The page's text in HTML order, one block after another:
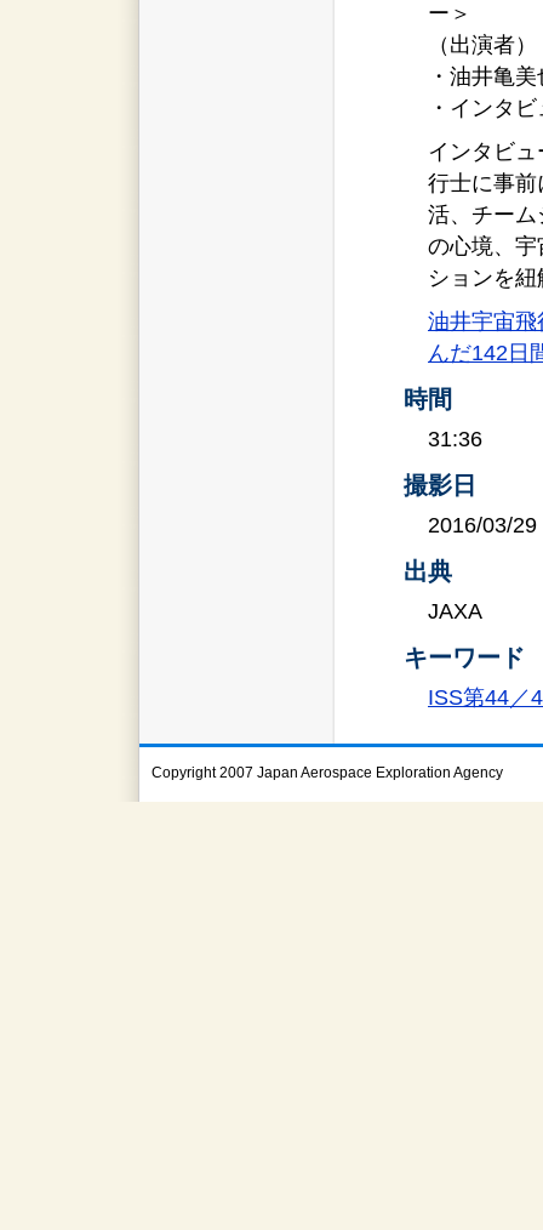
ー＞
（出演者）
・油井亀
・インタ
インタビ
行士に事
活、チー
の心境、
ションを
油井宇宙
んだ142日
時間
31:36
撮影日
2016/03/29
出典
JAXA
キーワード
ISS第44／
Copyright 2007 Japan Aerospace Exploration Agency